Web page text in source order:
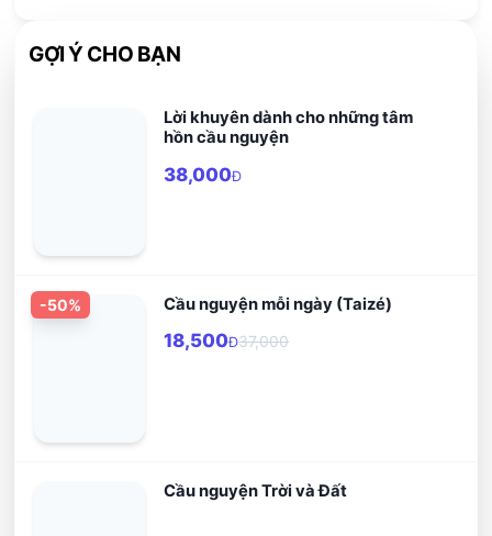
GỢI Ý CHO BẠN
Lời khuyên dành cho những tâm
hồn cầu nguyện
38,000Đ
-50% Cầu nguyện mỗi ngày (Taizé)
18,500Đ37,000
Cầu nguyện Trời và Đất